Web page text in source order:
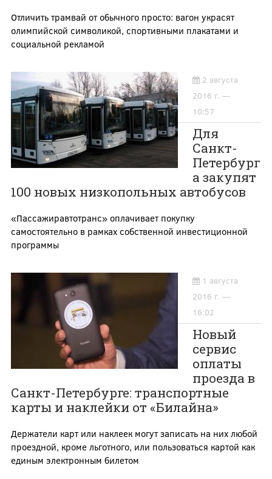
Отличить трамвай от обычного просто: вагон украсят
олимпийской символикой, спортивными плакатами и
социальной рекламой
2 августа
2016 г. —
10:57
Для
Санкт-
Петербург
а закупят
100 новых низкопольных автобусов
«Пассажиравтотранс» оплачивает покупку
самостоятельно в рамках собственной инвестиционной
программы
1 августа
2016 г. —
16:02
Новый
сервис
оплаты
проезда в
Санкт-Петербурге: транспортные
карты и наклейки от «Билайна»
Держатели карт или наклеек могут записать на них любой
проездной, кроме льготного, или пользоваться картой как
единым электронным билетом